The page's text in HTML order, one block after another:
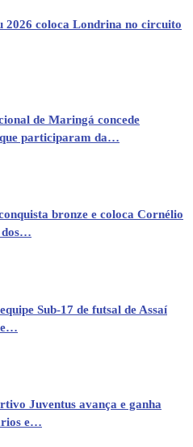
2026 coloca Londrina no circuito
de Maringá concede
que participaram da…
bronze e coloca Cornélio
dos…
Sub-17 de futsal de Assaí
e…
Juventus avança e ganha
e…